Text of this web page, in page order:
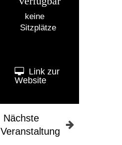
keine
Sitzplätze
Link zur
Website
Nächste
Veranstaltung